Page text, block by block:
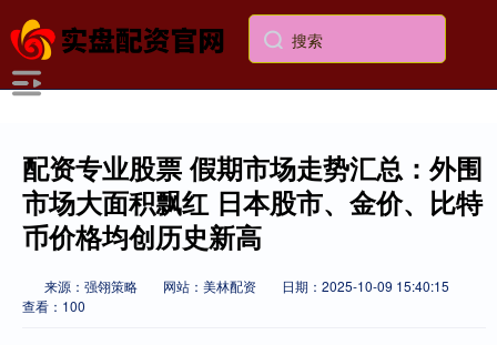
配资专业股票 假期市场走势汇总：外围
市场大面积飘红 日本股市、金价、比特
币价格均创历史新高
来源：强翎策略 网站：美林配资
日期：2025-10-09 15:40:15
查看：100